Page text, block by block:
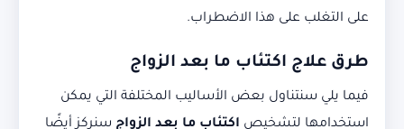
على التغلب على هذا الاضطراب.
طرق علاج اكتئاب ما بعد الزواج
فيما يلي سنتناول بعض الأساليب المختلفة التي يمكن
استخدامها لتشخيص اكتئاب ما بعد الزواج سنركز أيضًا